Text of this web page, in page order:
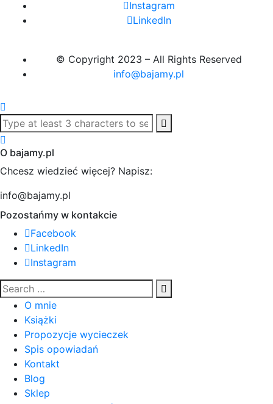
Instagram
LinkedIn
© Copyright 2023 – All Rights Reserved
info@bajamy.pl
O bajamy.pl
Chcesz wiedzieć więcej? Napisz:
info@bajamy.pl
Pozostańmy w kontakcie
Facebook
LinkedIn
Instagram
O mnie
Książki
Propozycje wycieczek
Spis opowiadań
Kontakt
Blog
Sklep